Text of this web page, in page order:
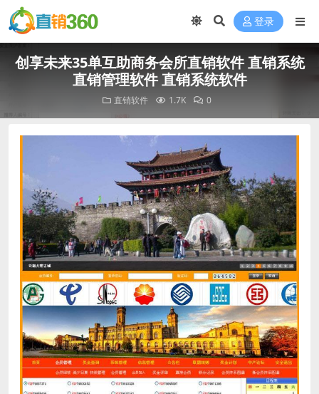
登录
创享未来35单互助商务会所直销软件 直销系统
直销管理软件 直销系统软件
直销软件 1.7K 0